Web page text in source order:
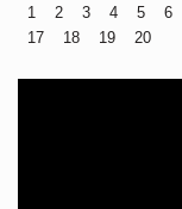
1 2 3 4 5 6
17
18 19 20